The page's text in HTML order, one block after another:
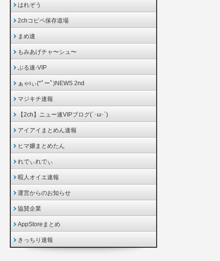
はれぞう
2chコピペ保存道場
まめ速
もみあげチャ〜シュ〜
ぶる速-VIP
ぁゃιぃ(*ﾟーﾟ)NEWS 2nd
マジキチ速報
【2ch】ニュー速VIPブログ(`･ω･´)
アイアイまとめん速報
ヒマ嬢まとめたん
れでぃれでぃ
暇人オイエ速報
運営からのお知らせ
協賛企業
AppStoreまとめ
きっちり速報